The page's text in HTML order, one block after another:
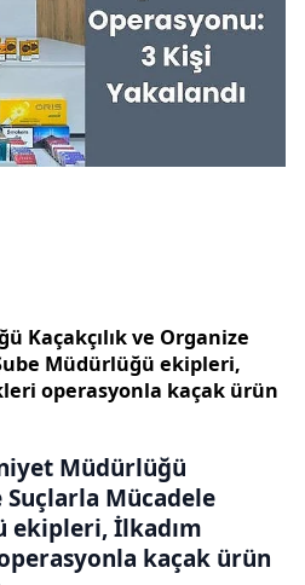
Kaçakçılık ve Organize
Müdürlüğü ekipleri,
operasyonla kaçak ürün
Müdürlüğü
Suçlarla Mücadele
ekipleri, İlkadım
kaçak ürün